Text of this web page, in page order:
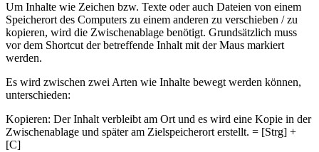
Um Inhalte wie Zeichen bzw. Texte oder auch Dateien von einem
Speicherort des Computers zu einem anderen zu verschieben / zu
kopieren, wird die Zwischenablage benötigt. Grundsätzlich muss
vor dem Shortcut der betreffende Inhalt mit der Maus markiert
werden.
Es wird zwischen zwei Arten wie Inhalte bewegt werden können,
unterschieden:
Kopieren: Der Inhalt verbleibt am Ort und es wird eine Kopie in der
Zwischenablage und später am Zielspeicherort erstellt. = [Strg] +
[C]